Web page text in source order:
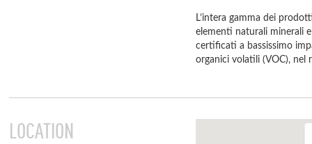
L’intera gamma dei
elementi naturali minerali
certificati a bassissimo
organici volatili (VOC), nel
LOCATION